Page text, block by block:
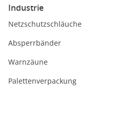
Industrie
Netzschutzschläuche
Absperrbänder
Warnzäune
Palettenverpackung